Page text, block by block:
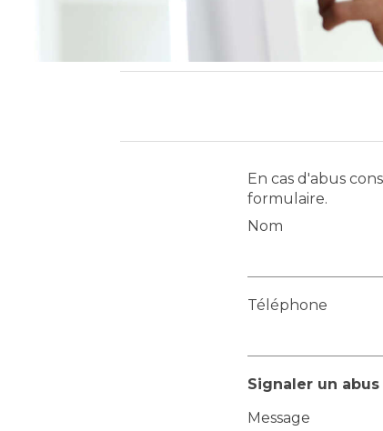
En cas d'abus
formulaire.
Nom
Téléphone
Signaler un abus
Message